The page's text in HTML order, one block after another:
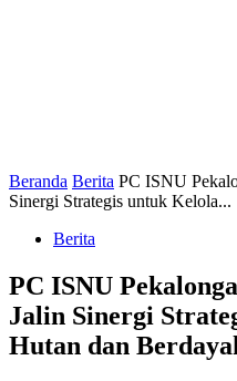
Beranda Berita PC ISNU
Sinergi Strategis untuk Kelola...
Berita
PC ISNU
Jalin Sinergi
Hutan dan